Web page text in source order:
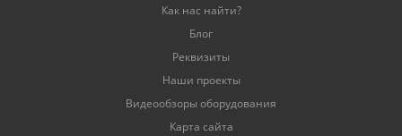
Как нас найти?
Блог
Реквизиты
Наши проекты
Видеообзоры оборудования
Карта сайта